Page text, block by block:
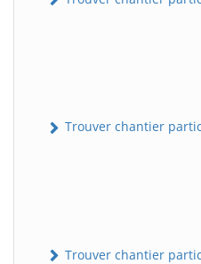
Trouver chantier
Trouver chantier